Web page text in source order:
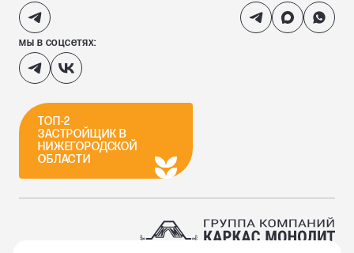
мы в соцсетях:
ТОП-2
ЗАСТРОЙЩИК В
НИЖЕГОРОДСКОЙ
ОБЛАСТИ